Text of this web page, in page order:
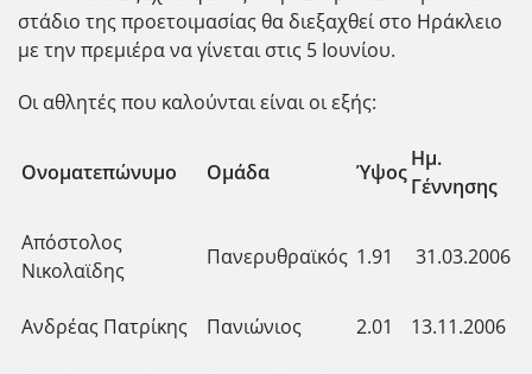
στάδιο της προετοιμασίας θα διεξαχθεί στο Ηράκλειο
με την πρεμιέρα να γίνεται στις 5 Ιουνίου.
Οι αθλητές που καλούνται είναι οι εξής:
Ονοματεπώνυμο Ομάδα Ύψος
Ημ.
Γέννησης
Απόστολος
Νικολαϊδης
Πανερυθραϊκός 1.91 31.03.2006
Ανδρέας Πατρίκης Πανιώνιος 2.01 13.11.2006